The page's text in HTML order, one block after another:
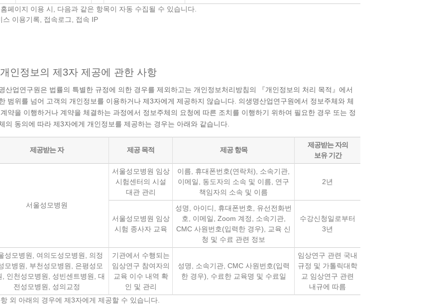
페이지 이용 시, 다음과 같은 항목이 자동 수집될 수 있습니다.
스 이용기록, 접속로그, 접속 IP
개인정보의 제3자 제공에 관한 사항
산업연구원은 법률의 특별한 규정에 의한 경우를 제외하고는 개인정보처리방침의 『개인정보의 처리 목적』에서
범위를 넘어 고객의 개인정보를 이용하거나 제3자에게 제공하지 않습니다. 의생명산업연구원에서 정보주체와 체
약을 이행하거나 계약을 체결하는 과정에서 정보주체의 요청에 따른 조치를 이행하기 위하여 필요한 경우 또는 정
의 동의에 따라 제3자에게 개인정보를 제공하는 경우는 아래와 같습니다.
제공받는 자 제공 목적 제공 항목
제공받는 자의
보유 기간
서울성모병원
서울성모병원 임상
시험센터의 시설
대관 관리
이름, 휴대폰번호(연락처), 소속기관,
이메일, 동도자의 소속 및 이름, 연구
책임자의 소속 및 이름
2년
서울성모병원 임상
시험 종사자 교육
성명, 아이디, 휴대폰번호, 유선전화번
호, 이메일, Zoom 계정, 소속기관,
CMC 사원번호(입력한 경우), 교육 신
청 및 수료 관련 정보
수강신청일로부터
3년
성모병원, 여의도성모병원, 의정
모병원, 부천성모병원, 은평성모
, 인천성모병원, 성빈센트병원, 대
전성모병원, 성의교정
기관에서 수행되는
임상연구 참여자의
교육 이수 내역 확
인 및 관리
성명, 소속기관, CMC 사원번호(입력
한 경우), 수료한 교육명 및 수료일
임상연구 관련 국내
규정 및 가톨릭대학
교 임상연구 관련
내규에 따름
외 아래의 경우에 제3자에게 제공할 수 있습니다.